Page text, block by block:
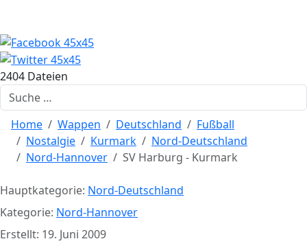
2404 Dateien
Suchen
Home Wappen Deutschland
Fußball
Nostalgie
Kurmark
Nord-Deutschland
Nord-Hannover
SV Harburg - Kurmark
Hauptkategorie: Nord-Deutschland
Kategorie: Nord-Hannover
Erstellt: 19. Juni 2009